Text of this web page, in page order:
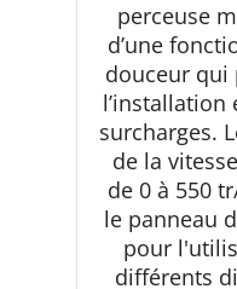
perceuse
d’une
douceur qui
l’installation
surcharges.
de la
de 0 à 550
le panneau
pour
différents